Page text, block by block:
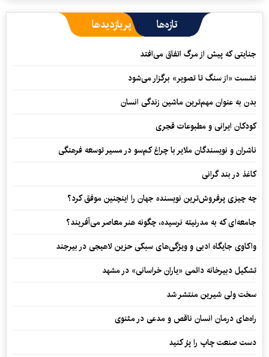
تازه‌ها پربازدیدها
جنایتی که پیش از مرگ اتفاق می‌افتد
نشست «از سنگ تا تصویر» برگزار می‌شود
بدن به عنوان مهم‌ترین ماشین زندگی انسان
کودکان ایرانی و مطبوعات قجری
ناشران و نویسندگان ملایر با چراغ کم‌سو در مسیر توسعه فرهنگی
کاغذ در بند گرانی
چه چیزی پرفروش‌ترین نویسنده جهان را اینچنین موفق کرد؟
جامعه‌ای که به مدرنیته نرسیده، چگونه هنر معاصر می‌آفریند؟
واکاوی جایگاه ادبی و ویژگی‌های سبکی حزین لاهیجی در بیرجند
تشکیل دبیرخانه دائمی «یاران خراسانی» در مشهد
سخت ولی شیرین منتشر شد
راه‌های درمان انسان ناقص و مدعی در مثنوی
دست صنعت چاپ را پرُ کنید